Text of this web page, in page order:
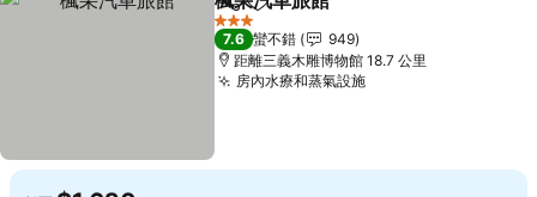
分享 加入我的最愛
3 星級
7.6 蠻不錯
949
距離三義木雕博物館 18.7 公里
房內水療和蒸氣設施查看價格